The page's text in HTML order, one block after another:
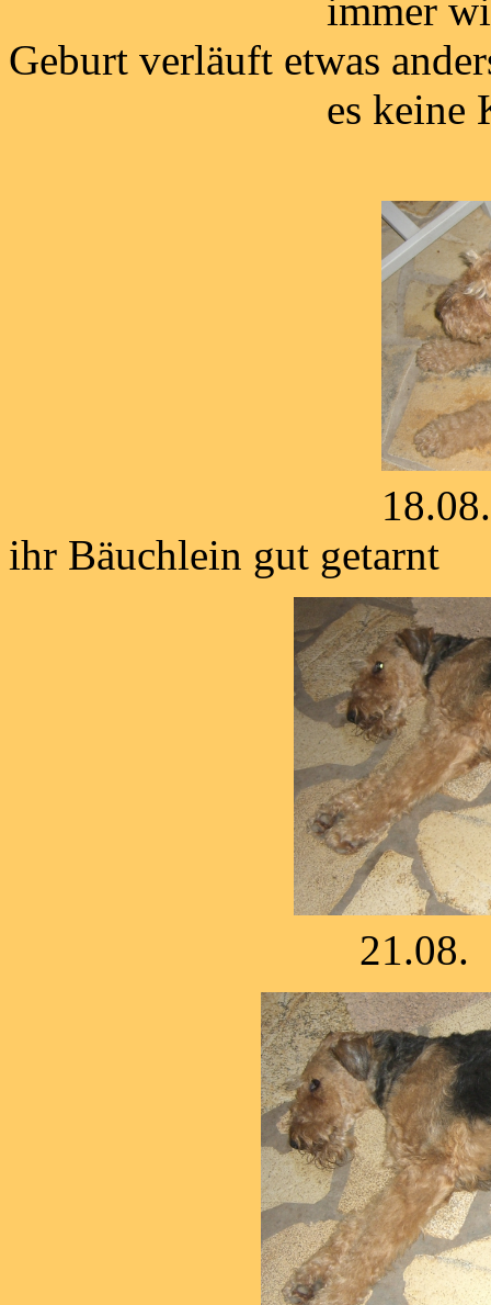
immer wieder
Geburt verläuft etwas
es keine
18.08. Angel
ihr Bäuchlein gut getarnt
21.08. ..... hier